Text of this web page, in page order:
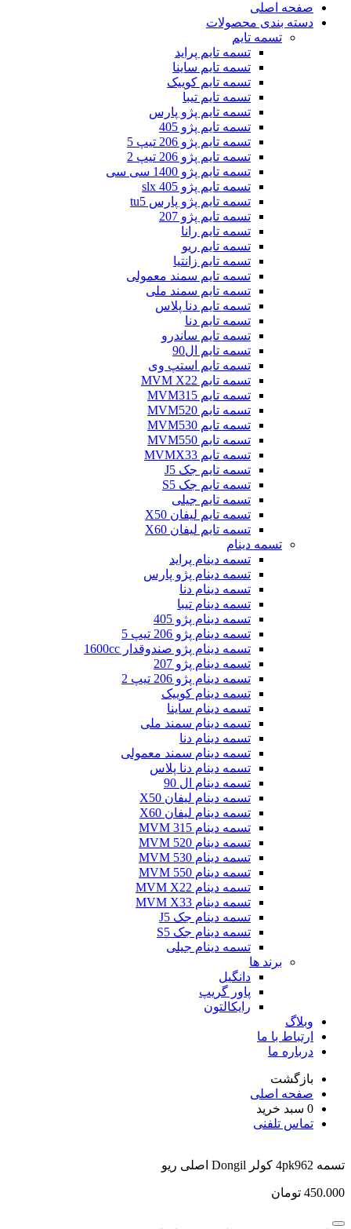
صفحه اصلی
دسته بندی محصولات
تسمه تایم
تسمه تایم پراید
تسمه تایم ساینا
تسمه تایم کوییک
تسمه تایم تیبا
تسمه تایم پژو پارس
تسمه تایم پژو 405
تسمه تایم پژو 206 تیپ 5
تسمه تایم پژو 206 تیپ 2
تسمه تایم پژو 1400 سی سی
تسمه تایم پژو slx 405
تسمه تایم پژو پارس tu5
تسمه تایم پژو 207
تسمه تایم رانا
تسمه تایم ریو
تسمه تایم زانتیا
تسمه تایم سمند معمولی
تسمه تایم سمند ملی
تسمه تایم دنا پلاس
تسمه تایم دنا
تسمه تایم ساندرو
تسمه تایم ال90
تسمه تایم استپ وی
تسمه تایم MVM X22
تسمه تایم MVM315
تسمه تایم MVM520
تسمه تایم MVM530
تسمه تایم MVM550
تسمه تایم MVMX33
تسمه تایم جک J5
تسمه تایم جک S5
تسمه تایم جیلی
تسمه تایم لیفان X50
تسمه تایم لیفان X60
تسمه دینام
تسمه دینام پراید
تسمه دینام پژو پارس
تسمه دینام دنا
تسمه دینام تیبا
تسمه دینام پژو 405
تسمه دینام پژو 206 تیپ 5
تسمه دینام پژو صندوقدار 1600cc
تسمه دینام پژو 207
تسمه دینام پژو 206 تیپ 2
تسمه دینام کوییک
تسمه دینام ساینا
تسمه دینام سمند ملی
تسمه دینام دنا
تسمه دینام سمند معمولی
تسمه دینام دنا پلاس
تسمه دینام ال 90
تسمه دینام لیفان X50
تسمه دینام لیفان X60
تسمه دینام MVM 315
تسمه دینام MVM 520
تسمه دینام MVM 530
تسمه دینام MVM 550
تسمه دینام MVM X22
تسمه دینام MVM X33
تسمه دینام جک J5
تسمه دینام جک S5
تسمه دینام جیلی
برند ها
دانگیل
پاور گریپ
رایکالتون
وبلاگ
ارتباط با ما
درباره ما
بازگشت
صفحه اصلی
0 سبد خرید
تماس تلفنی
تسمه 4pk962 کولر Dongil اصلی ریو
450.000 تومان